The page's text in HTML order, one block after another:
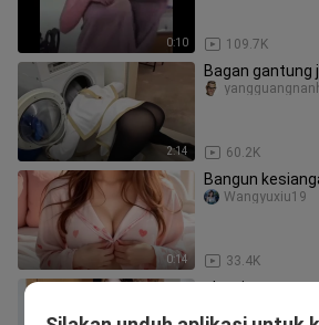
0:10 109.7K
2:14
Bagan gantung
60.2K
0:14
Bangun
33.4K
Wangyuxiu19
aku siap